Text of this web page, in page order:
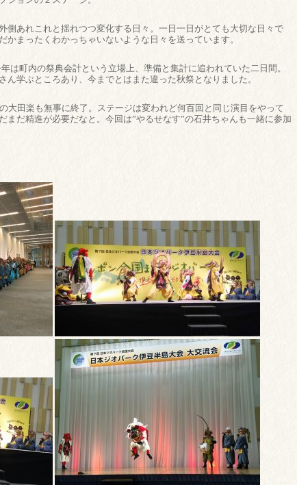
側あれこれと揺れつつ変化する日々。一日一日がとても大切な日々で
かまったくわかっちゃいないような日々を送っています。
は町内の祭典会計という立場上、準備と集計に追われていた二日間。
ん学ぶところあり、今までとはまた違った秋祭となりました。
大田楽も無事に終了。ステージは変われど何百回と同じ演目をやって
まだ精進が必要だなと。今回は”やるせなす”の石井ちゃんも一緒に参加